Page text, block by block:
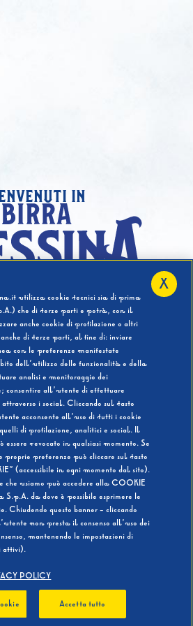
in
18 Anni?
NO
utilizza cookie tecnici sia di prima
che di terze parti e potrà, con il
anche cookie di profilazione o altri
di terze parti, al fine di: inviare
con le preferenze manifestate
dell’utilizzo delle funzionalità e della
analisi e monitoraggio dei
consentire all’utente di effettuare
i social. Cliccando sul tasto
acconsente all’uso di tutti i cookie
di profilazione, analitici e social. Il
essere revocato in qualsiasi momento. Se
proprie preferenze può cliccare sul tasto
(accessibile in ogni momento dal sito).
che usiamo può accedere alla COOKIE
da dove è possibile esprimere le
Chiudendo questo banner - cliccando
non presta il consenso all’uso dei
mantenendo le impostazioni di
attivi).
POLICY
Accetta tutto
X